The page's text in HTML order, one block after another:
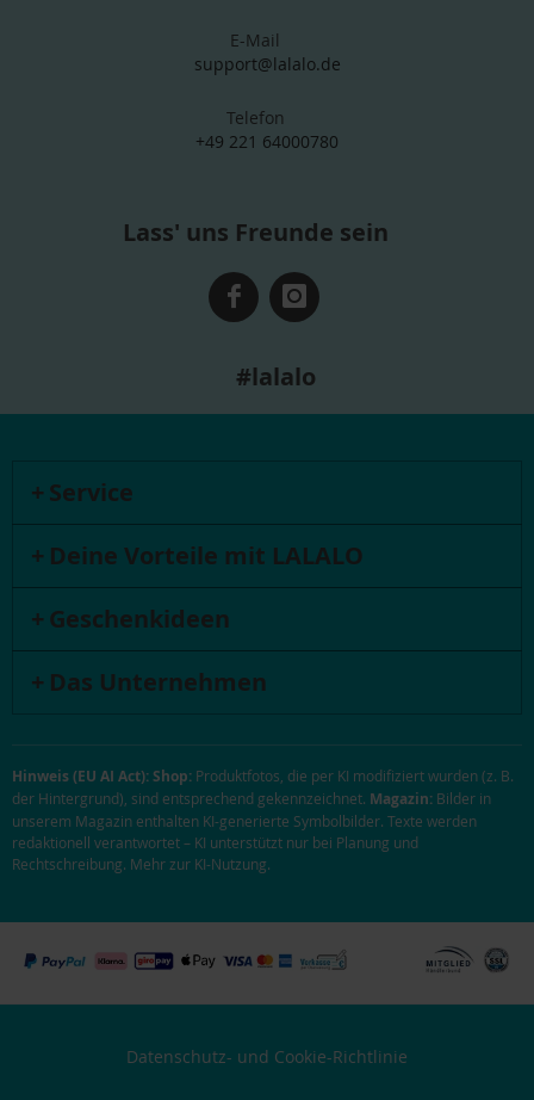
E-Mail
support@lalalo.de
Telefon
+49 221 64000780
Lass' uns Freunde sein
#lalalo
Service
Deine Vorteile mit LALALO
Geschenkideen
Das Unternehmen
Hinweis (EU AI Act):Shop: Produktfotos, die per KI modifiziert wurden (z. B.
der Hintergrund), sind entsprechend gekennzeichnet. Magazin: Bilder in
unserem Magazin enthalten KI-generierte Symbolbilder. Texte werden
redaktionell verantwortet – KI unterstützt nur bei Planung und
Rechtschreibung. Mehr zur KI-Nutzung.
Datenschutz- und Cookie-Richtlinie